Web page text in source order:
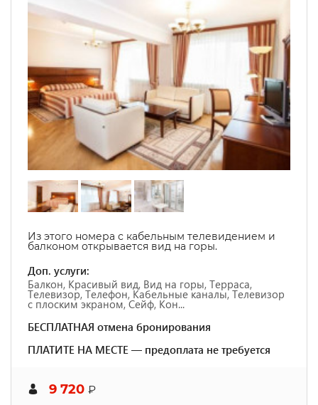
Из этого номера с кабельным телевидением и
балконом открывается вид на горы.
Доп. услуги:
Балкон, Красивый вид, Вид на горы, Терраса,
Телевизор, Телефон, Кабельные каналы, Телевизор
с плоским экраном, Сейф, Кон...
БЕСПЛАТНАЯ отмена бронирования
ПЛАТИТЕ НА МЕСТЕ — предоплата не требуется
9 720 ₽